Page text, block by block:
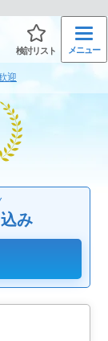
検討リスト メニュー
迎
み